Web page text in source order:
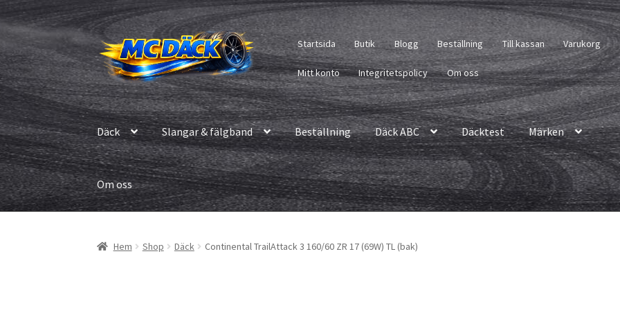
Hoppa
till
navigering
Hoppa
till
innehåll
Startsida Butik Blogg Beställning Till kassan Varukorg
Mitt konto Integritetspolicy Om oss
Däck Slangar & fälgband Beställning Däck ABC Däcktest Märken
Om oss
Hem Shop Däck Continental TrailAttack 3 160/60 ZR 17 (69W) TL (bak)